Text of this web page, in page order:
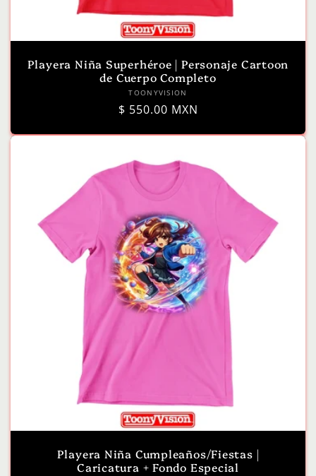
Playera Niña Superhéroe | Personaje Cartoon
de Cuerpo Completo
Proveedor:
TOONYVISION
Precio
$ 550.00 MXN
Playera Niña Cumpleaños/Fiestas |
Caricatura + Fondo Especial